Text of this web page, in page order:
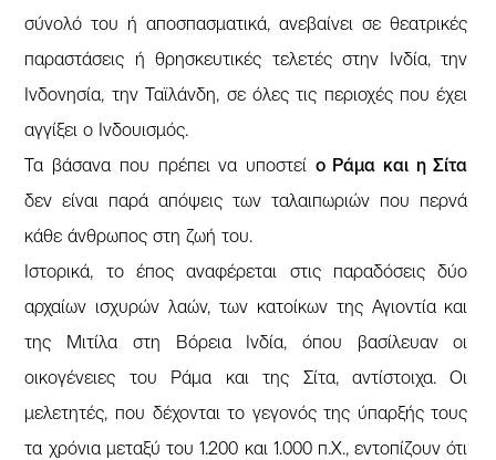
σύνολό του ή αποσπασματικά, ανεβαίνει σε θεατρικές
παραστάσεις ή θρησκευτικές τελετές στην Ινδία, την
Ινδονησία, την Ταϊλάνδη, σε όλες τις περιοχές που έχει
αγγίξει ο Ινδουισμός.
Τα βάσανα που πρέπει να υποστεί ο Ράμα και η Σίτα
δεν είναι παρά απόψεις των ταλαιπωριών που περνά
κάθε άνθρωπος στη ζωή του.
Ιστορικά, το έπος αναφέρεται στις παραδόσεις δύο
αρχαίων ισχυρών λαών, των κατοίκων της Αγιοντία και
της Μιτίλα στη Βόρεια Ινδία, όπου βασίλευαν οι
οικογένειες του Ράμα και της Σίτα, αντίστοιχα. Οι
μελετητές, που δέχονται το γεγονός της ύπαρξής τους
τα χρόνια μεταξύ του 1.200 και 1.000 π.Χ., εντοπίζουν ότι